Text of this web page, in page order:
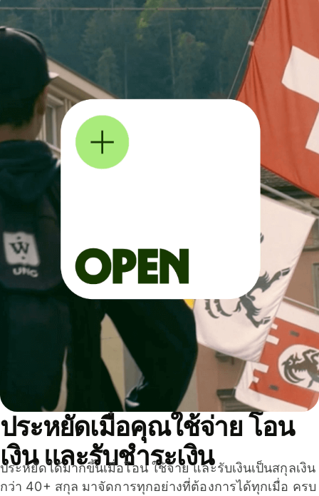
ประหยัดเมื่อคุณใช้จ่าย โอน
เงิน และรับชำระเงิน
ประหยัดได้มากขึ้นเมื่อโอน ใช้จ่าย และรับเงินเป็นสกุลเงิน
กว่า 40+ สกุล มาจัดการทุกอย่างที่ต้องการได้ทุกเมื่อ ครบ